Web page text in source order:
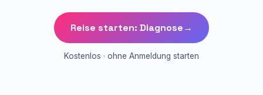
Reise starten: Diagnose→
Kostenlos · ohne Anmeldung starten